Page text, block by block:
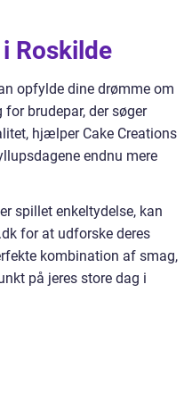
Roskilde
opfylde dine drømme om
brudepar, der søger
hjælper Cake Creations
endnu mere
spillet enkeltydelse, kan
for at udforske deres
kombination af smag,
på jeres store dag i